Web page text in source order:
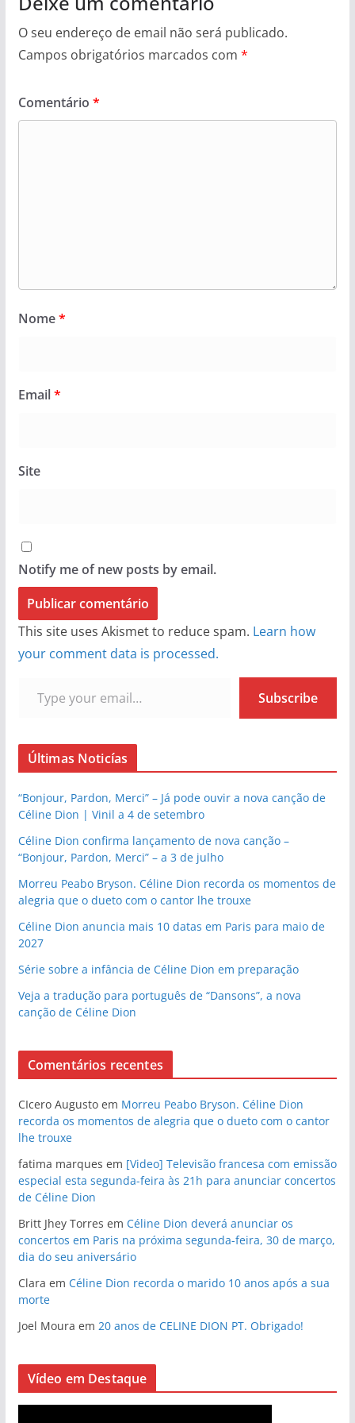
O seu endereço de email não será publicado.
Campos obrigatórios marcados com *
Comentário *
Nome*
Email*
Site
Notify me of new posts by email.
This site uses Akismet to reduce spam. Learn how
your comment data is processed.
Subscribe
Últimas Noticías
“Bonjour, Pardon, Merci” – Já pode ouvir a nova canção de
Céline Dion | Vinil a 4 de setembro
Céline Dion confirma lançamento de nova canção –
“Bonjour, Pardon, Merci” – a 3 de julho
Morreu Peabo Bryson. Céline Dion recorda os momentos de
alegria que o dueto com o cantor lhe trouxe
Céline Dion anuncia mais 10 datas em Paris para maio de
2027
Série sobre a infância de Céline Dion em preparação
Veja a tradução para português de “Dansons”, a nova
canção de Céline Dion
Comentários recentes
CIcero Augustoem Morreu Peabo Bryson. Céline Dion
recorda os momentos de alegria que o dueto com o cantor
lhe trouxe
fatima marques em [Video] Televisão francesa com emissão
especial esta segunda-feira às 21h para anunciar concertos
de Céline Dion
Britt Jhey Torres em Céline Dion deverá anunciar os
concertos em Paris na próxima segunda-feira, 30 de março,
dia do seu aniversário
Clara em Céline Dion recorda o marido 10 anos após a sua
morte
Joel Moura em 20 anos de CELINE DION PT. Obrigado!
Vídeo em Destaque